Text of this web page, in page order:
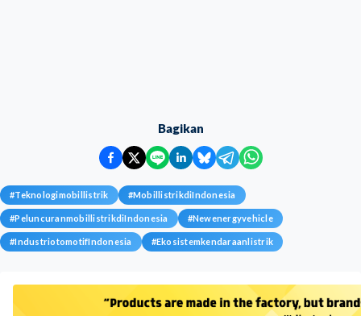
Bagikan
#Teknologimobillistrik #MobillistrikdiIndonesia
#PeluncuranmobillistrikdiIndonesia #Newenergyvehicle
#IndustriotomotifIndonesia #Ekosistemkendaraanlistrik